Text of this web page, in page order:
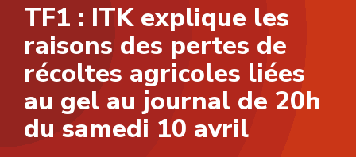
TF1 : ITK explique les
raisons des pertes de
récoltes agricoles liées
au gel au journal de 20h
du samedi 10 avril